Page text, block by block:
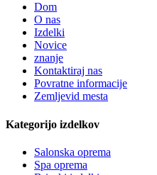
Dom
O nas
Izdelki
Novice
znanje
Kontaktiraj nas
Povratne informacije
Zemljevid mesta
Kategorijo izdelkov
Salonska oprema
Spa oprema